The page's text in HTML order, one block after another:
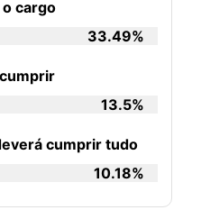
cargo
33.49%
13.5%
cumprir tudo
10.18%